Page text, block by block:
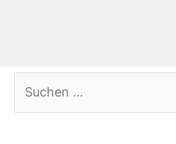
Suchen …